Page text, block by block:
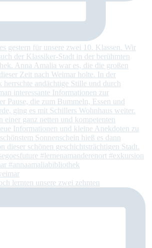
lernten unsere zwei zehnten